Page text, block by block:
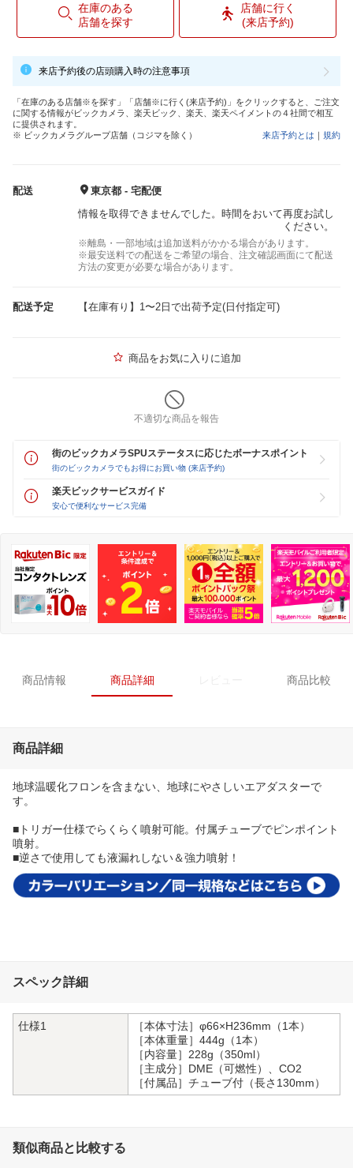
在庫のある
店舗を探す
店舗に行く
(来店予約)
来店予約後の店頭購入時の注意事項
「在庫のある店舗※を探す」「店舗※に行く(来店予約)」をクリックすると、ご注文
に関する情報がビックカメラ、楽天ビック、楽天、楽天ペイメントの４社間で相互
に提供されます。
※ ビックカメラグループ店舗（コジマを除く）
来店予約とは ｜ 規約
配送
東京都 - 宅配便
情報を取得できませんでした。時間をおいて再度お試し
ください。
※離島・一部地域は追加送料がかかる場合があります。
※最安送料での配送をご希望の場合、注文確認画面にて配送
方法の変更が必要な場合があります。
配送予定 【在庫有り】1〜2日で出荷予定(日付指定可)
商品をお気に入りに追加
不適切な商品を報告
街のビックカメラSPUステータスに応じたボーナスポイント
街のビックカメラでもお得にお買い物 (来店予約)
楽天ビックサービスガイド
安心で便利なサービス完備
商品情報 商品詳細 商品比較
商品詳細
地球温暖化フロンを含まない、地球にやさしいエアダスターで
す。
■トリガー仕様でらくらく噴射可能。付属チューブでピンポイント
噴射。
■逆さで使用しても液漏れしない＆強力噴射！
スペック詳細
仕様1
［本体寸法］φ66×H236mm（1本）
［本体重量］444g（1本）
［内容量］228g（350ml）
［主成分］DME（可燃性）、CO2
［付属品］チューブ付（長さ130mm）
類似商品と比較する